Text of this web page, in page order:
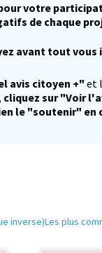
votre
de chaque
avant tout
onglet)
avis citoyen +" et
cliquez sur "Voir
le "soutenir"
inverse)Les plus